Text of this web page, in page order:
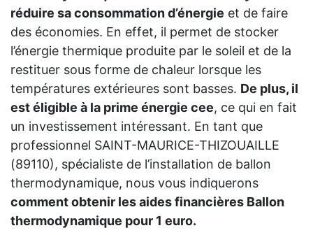
réduire sa consommation d’énergie et de faire
des économies. En effet, il permet de stocker
l’énergie thermique produite par le soleil et de la
restituer sous forme de chaleur lorsque les
températures extérieures sont basses. De plus, il
est éligible à la prime énergie cee, ce qui en fait
un investissement intéressant. En tant que
professionnel SAINT-MAURICE-THIZOUAILLE
(89110), spécialiste de l’installation de ballon
thermodynamique, nous vous indiquerons
comment obtenir les aides financières Ballon
thermodynamique pour 1 euro.